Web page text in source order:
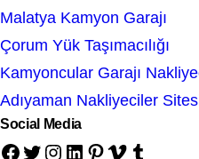
Malatya Kamyon Garajı
Çorum Yük Taşımacılığı
Kamyoncular Garajı
Adıyaman Nakliyeciler
Social Media
Facebook Twitter Instagram LinkedIn Pinterest Vimeo Tumblr